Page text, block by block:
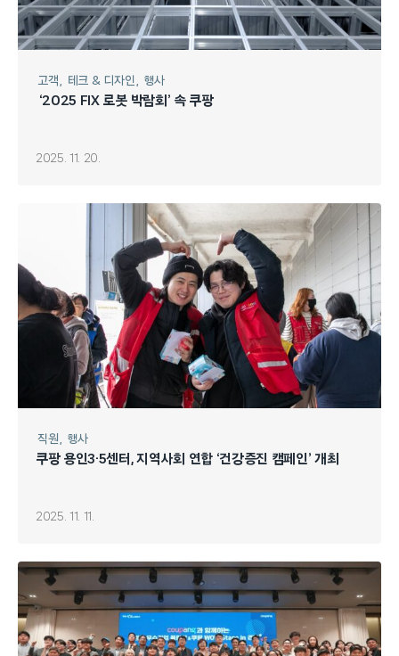
고객 테크 & 디자인 행사
‘2025 FIX 로봇 박람회’ 속 쿠팡
2025. 11. 20.
직원 행사
쿠팡 용인3·5센터, 지역사회 연합 ‘건강증진 캠페인’ 개최
2025. 11. 11.